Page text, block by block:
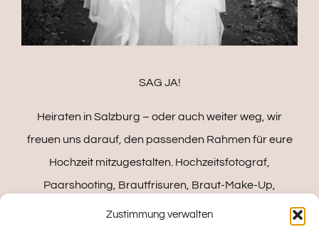
Zustimmung verwalten
SAG JA!
Heiraten in Salzburg – oder auch weiter weg, wir
freuen uns darauf, den passenden Rahmen für eure
Hochzeit mitzugestalten. Hochzeitsfotograf,
Paarshooting, Brautfrisuren, Braut-Make-Up,
Hochzeits-Logos, Hochzeits-Einladungen, Hochzeits-